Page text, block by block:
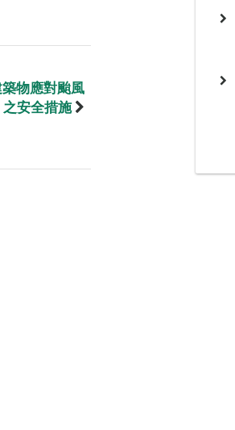
物應對颱風
之安全措施